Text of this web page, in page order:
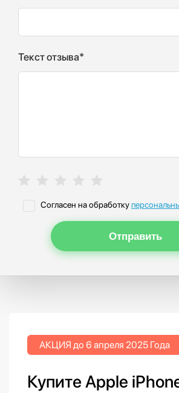
Текст отзыва*
Согласен на обработку
Отправить
АКЦИЯ до 6 апреля 2025 Года
Купите Apple